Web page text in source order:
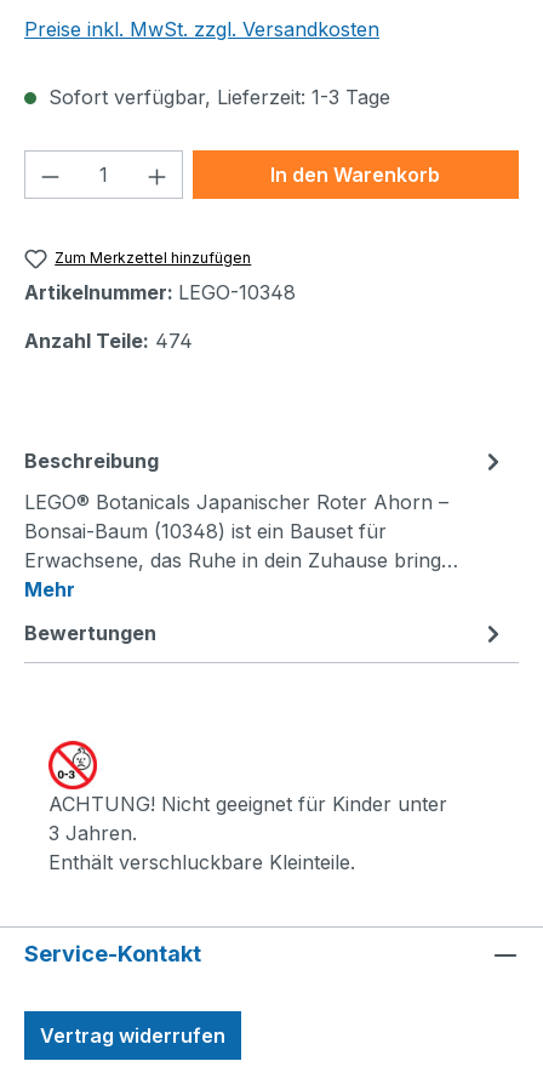
Preise inkl. MwSt. zzgl. Versandkosten
Sofort verfügbar, Lieferzeit: 1-3 Tage
Produkt Anzahl: Gib denIn den Warenkorb
Zum Merkzettel hinzufügen
Artikelnummer: LEGO-10348
Anzahl Teile: 474
Beschreibung
LEGO® Botanicals Japanischer Roter Ahorn –
Bonsai-Baum (10348) ist ein Bauset für
Erwachsene, das Ruhe in dein Zuhause bring…
Mehr
Bewertungen
ACHTUNG! Nicht geeignet für Kinder unter
3 Jahren.
Enthält verschluckbare Kleinteile.
Service-Kontakt
Vertrag widerrufen